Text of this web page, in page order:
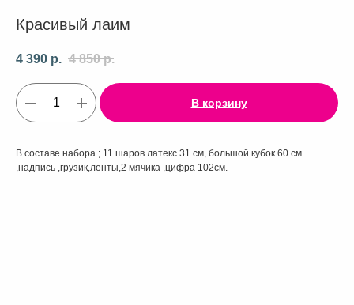
Красивый лаим
4 390 р. 4 850 р.
В корзину
В составе набора ; 11 шаров латекс 31 см, большой кубок 60 см
,надпись ,грузик,ленты,2 мячика ,цифра 102см.